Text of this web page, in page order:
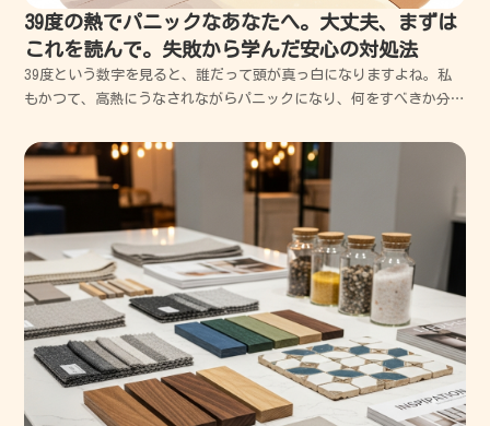
39度の熱でパニックなあなたへ。大丈夫、まずは
これを読んで。失敗から学んだ安心の対処法
39度という数字を見ると、誰だって頭が真っ白になりますよね。私
もかつて、高熱にうなされながらパニックになり、何をすべきか分か
てください。この記事では、私の失敗談を交えながら、今すぐあなた
が取るべき行動を優しく、丁寧にお伝えしていきますね。...